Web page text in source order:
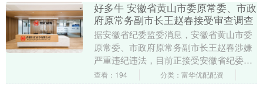
好多牛 安徽省黄山市委原常委、市政
府原常务副市长王赵春接受审查调查
据安徽省纪委监委消息，安徽省黄山市委
原常委、市政府原常务副市长王赵春涉嫌
严重违纪违法，目前正接受安徽省纪委监
委纪律审查和监察调查。 举报 第一财经广
查看：194 分类：富华优配配资